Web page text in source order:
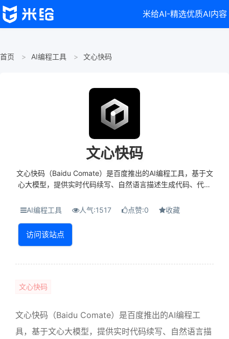
米给AI-精选优质AI内容
首页 AI编程工具 文心快码
文心快码
文心快码（Baidu Comate）是百度推出的AI编程工具，基于文
心大模型，提供实时代码续写、自然语言描述生成代码、代码
VS Code、IntelliJ IDEA等I...
AI编程工具 人气:1517 点赞:0 收藏
访问该站点
文心快码
文心快码（Baidu Comate）是百度推出的AI编程工
具，基于文心大模型，提供实时代码续写、自然语言描